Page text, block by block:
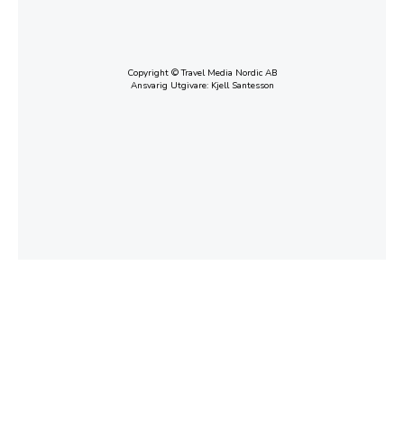
Copyright © Travel Media Nordic AB
Ansvarig Utgivare: Kjell Santesson